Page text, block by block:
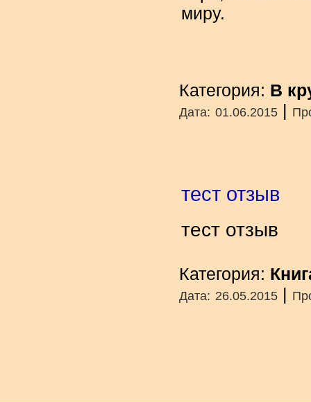
миру.
Категория: В
Дата: 01.06.2015 |
тест отзыв
тест отзыв
Категория:
Дата: 26.05.2015 |